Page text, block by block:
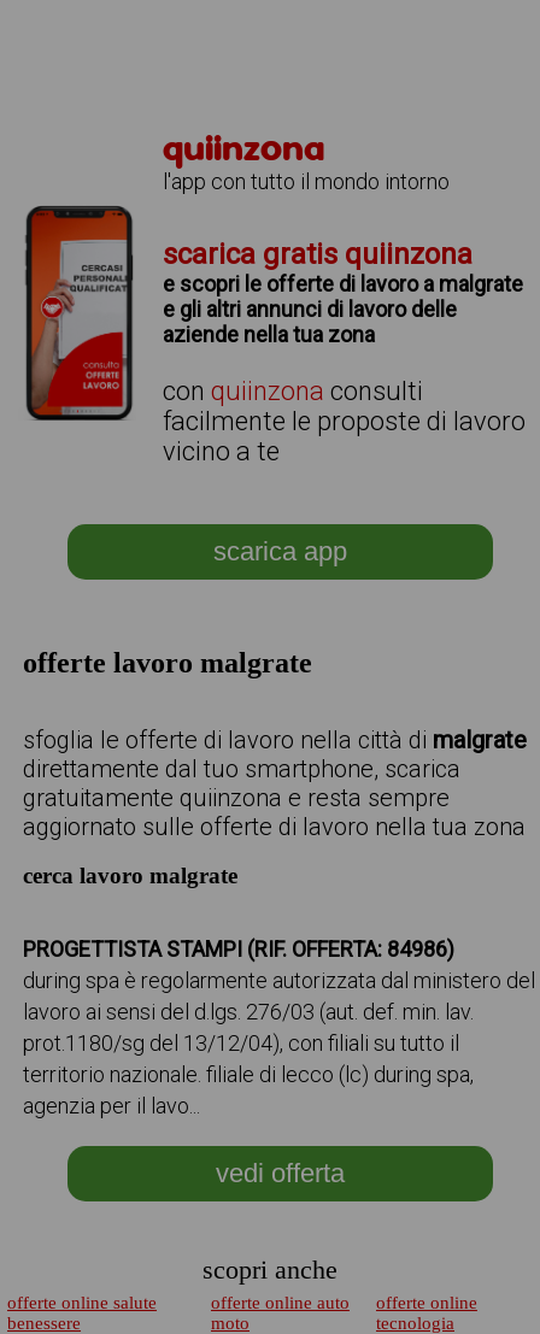
quiinzona
l'app con tutto il mondo intorno
scarica gratis quiinzona
e scopri le offerte di lavoro a malgrate
e gli altri annunci di lavoro delle
aziende nella tua zona
conquiinzona consulti
facilmente le proposte di lavoro
vicino a te
scarica app
offerte lavoro malgrate
sfoglia le offerte di lavoro nella città di malgrate
direttamente dal tuo smartphone, scarica
gratuitamente quiinzona e resta sempre
aggiornato sulle offerte di lavoro nella tua zona
cerca lavoro malgrate
PROGETTISTA STAMPI (RIF. OFFERTA: 84986)
during spa è regolarmente autorizzata dal ministero del
lavoro ai sensi del d.lgs. 276/03 (aut. def. min. lav.
prot.1180/sg del 13/12/04), con filiali su tutto il
territorio nazionale. filiale di lecco (lc) during spa,
agenzia per il lavo...
vedi offerta
scopri anche
offerte online salute
benessere
offerte online auto
moto
offerte online
tecnologia